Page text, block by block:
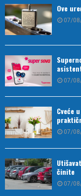
Ove
07/
07/
Cveće
07/
činite
07/